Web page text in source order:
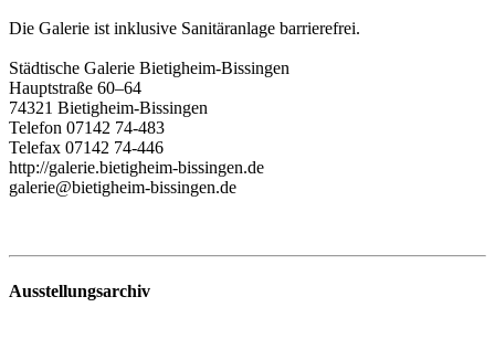
Die Galerie ist inklusive Sanitäranlage barrierefrei.
Städtische Galerie Bietigheim-Bissingen
Hauptstraße 60–64
74321 Bietigheim-Bissingen
Telefon 07142 74-483
Telefax 07142 74-446
http://galerie.bietigheim-bissingen.de
galerie@bietigheim-bissingen.de
Ausstellungsarchiv